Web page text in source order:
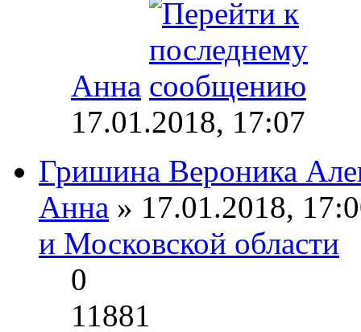
Анна
17.01.2018, 17:07
Гришина Вероника
Анна » 17.01.2018,
и Московской области
0
11881